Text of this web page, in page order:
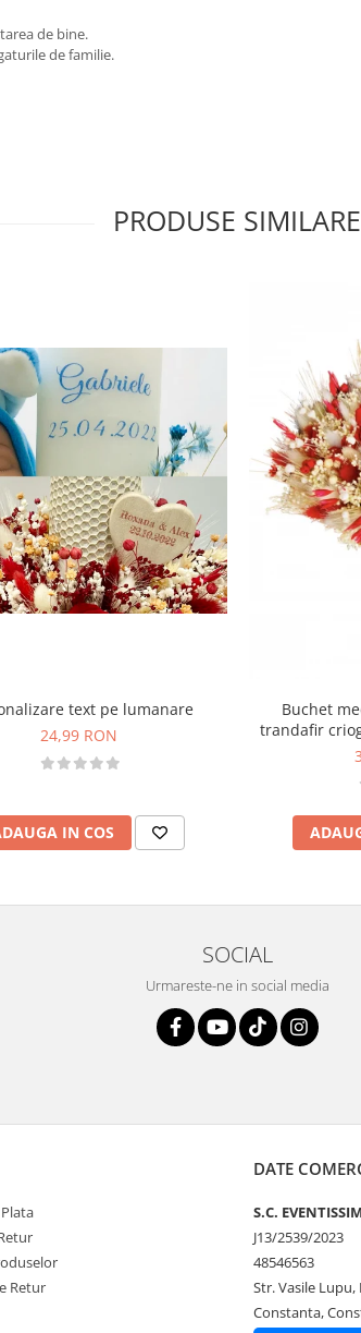
de bine.
de familie.
PRODUSE SIMILARE
text pe lumanare
24,99 RON
IN COS
Buchet
trandafir
SOCIAL
Urmareste-ne in social media
Retur
DATE
S.C.
J13/2539/2023
48546563
Str. Vasile Lupu,
Constanta,